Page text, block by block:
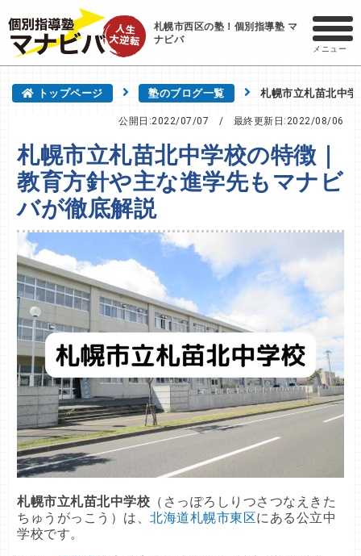
札幌市西区の塾！個別指導塾 マ
ナビバ
メニュー
トップページ 塾のブログ一覧 札幌市立札苗北中
公開日:2022/07/07 / 最終更新日:2022/08/06
札幌市立札苗北中学校の特徴｜
教育方針や主な進学先もマナビ
バが徹底解説
札幌市立札苗北中学校 （さっぽろしりつさつなえきた
ちゅうがっこう）は、北海道札幌市東区にある公立中
学校です。